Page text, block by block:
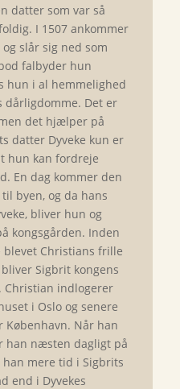
datter som var så
I 1507 ankommer
slår sig ned som
falbyder hun
hun i al hemmelighed
dårligdomme. Det er
det hjælper på
datter Dyveke kun er
hun kan fordreje
En dag kommer den
byen, og da hans
bliver hun og
kongsgården. Inden
blevet Christians frille
Sigbrit kongens
Christian indlogerer
i Oslo og senere
København. Når han
han næsten dagligt på
mere tid i Sigbrits
end i Dyvekes